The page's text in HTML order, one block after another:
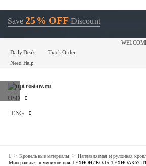
Save25% OFFDiscount
WELCOME TO
Daily Deals
Track Order
Need Help
USD
ENG
> Кровельные материалы > Наплавляемая и рулонная
Минеральная шумоизоляция ТЕХНОНИКОЛЬ